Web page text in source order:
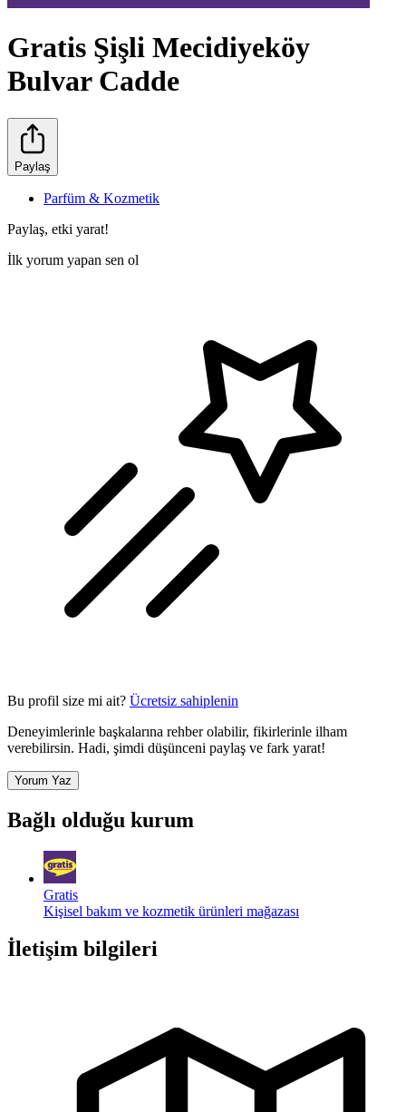
Gratis Şişli Mecidiyeköy
Bulvar Cadde
Paylaş
Parfüm & Kozmetik
Paylaş, etki yarat!
İlk yorum yapan sen ol
Bu profil size mi ait? Ücretsiz sahiplenin
Deneyimlerinle başkalarına rehber olabilir, fikirlerinle ilham
verebilirsin. Hadi, şimdi düşünceni paylaş ve fark yarat!
Yorum Yaz
Bağlı olduğu kurum
Gratis
Kişisel bakım ve kozmetik ürünleri mağazası
İletişim bilgileri